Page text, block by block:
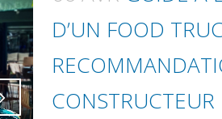
D’UN FOOD
CONSTRUCTEUR